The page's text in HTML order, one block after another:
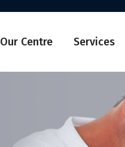
Our Centre Services